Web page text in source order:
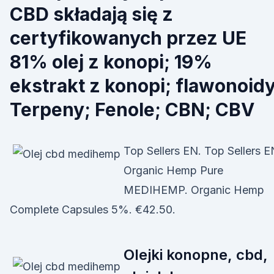
CBD składają się z
certyfikowanych przez UE
81% olej z konopi; 19%
ekstrakt z konopi;
Terpeny; Fenole; CBN; CBV
Top Sellers EN. Top Sellers
Organic Hemp Pure
MEDIHEMP. Organic Hemp
Complete Capsules 5%. €42.50.
Olejki konopne, cbd,